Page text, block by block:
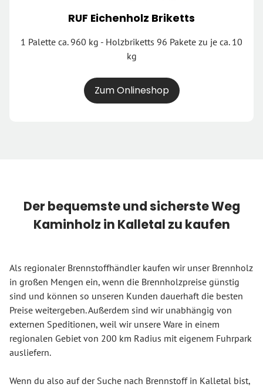
RUF Eichenholz Briketts
1 Palette ca. 960 kg - Holzbriketts 96 Pakete zu je ca. 10
kg
Zum Onlineshop
Der bequemste und sicherste Weg
Kaminholz in Kalletal zu kaufen
Als regionaler Brennstoffhändler kaufen wir unser Brennholz
in großen Mengen ein, wenn die Brennholzpreise günstig
sind und können so unseren Kunden dauerhaft die besten
Preise weitergeben. Außerdem sind wir unabhängig von
externen Speditionen, weil wir unsere Ware in einem
regionalen Gebiet von 200 km Radius mit eigenem Fuhrpark
ausliefern.
Wenn du also auf der Suche nach Brennstoff in Kalletal bist,